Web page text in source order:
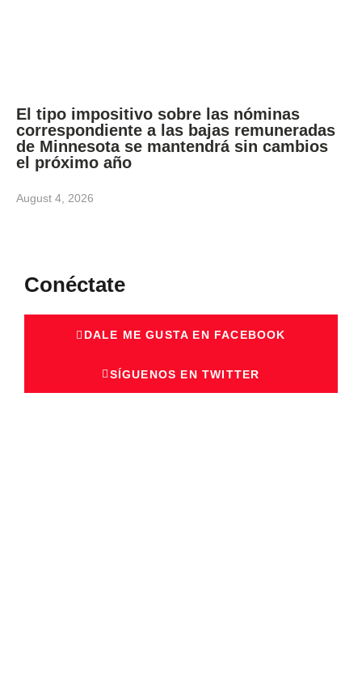
El tipo impositivo sobre las nóminas
correspondiente a las bajas remuneradas
de Minnesota se mantendrá sin cambios
el próximo año
August 4, 2026
Conéctate
DALE ME GUSTA EN FACEBOOK
SÍGUENOS EN TWITTER